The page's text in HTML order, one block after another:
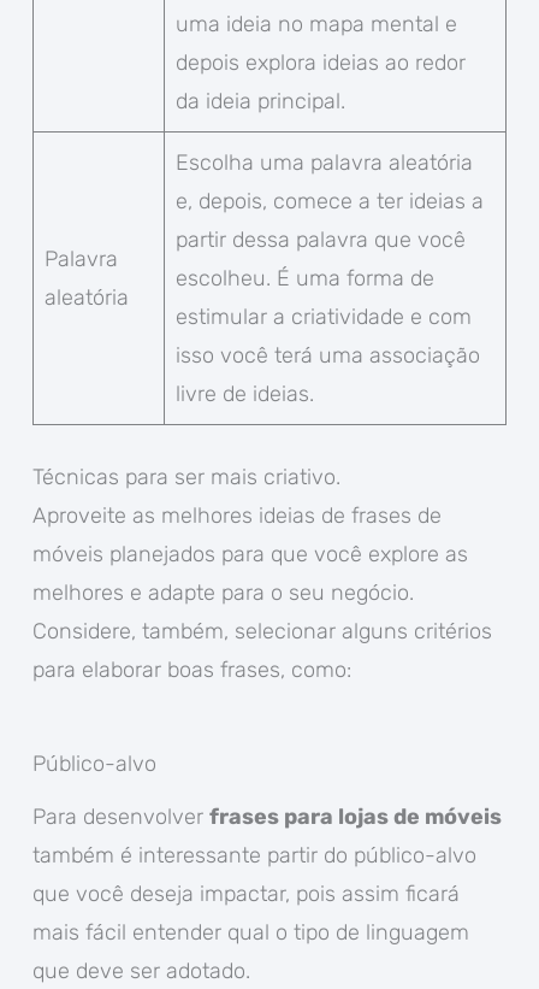
uma ideia no mapa mental e
depois explora ideias ao redor
da ideia principal.
Palavra
aleatória
Escolha uma palavra aleatória
e, depois, comece a ter ideias a
partir dessa palavra que você
escolheu. É uma forma de
estimular a criatividade e com
isso você terá uma associação
livre de ideias.
Técnicas para ser mais criativo.
Aproveite as melhores ideias de frases de
móveis planejados para que você explore as
melhores e adapte para o seu negócio.
Considere, também, selecionar alguns critérios
para elaborar boas frases, como:
Público-alvo
Para desenvolver frases para lojas de móveis
também é interessante partir do público-alvo
que você deseja impactar, pois assim ficará
mais fácil entender qual o tipo de linguagem
que deve ser adotado.